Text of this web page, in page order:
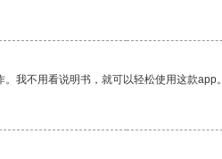
我不用看说明书，就可以轻松使用这款app。